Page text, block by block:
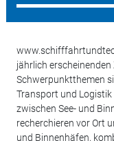
jährlich
Schwerpunktthemen
Transport und
zwischen See- und
recherchieren vor Ort
und Binnenhäfen,